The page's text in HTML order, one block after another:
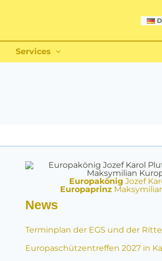
Services
Europakönig Jozef
Europaprinz
News
Terminplan der EGS und der
Europaschützentreffen 2027 in